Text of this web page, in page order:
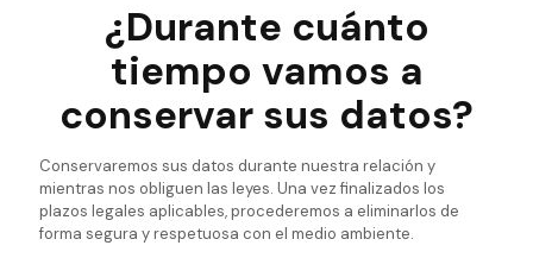
¿Durante cuánto
tiempo vamos a
conservar sus datos?
Conservaremos sus datos durante nuestra relación y
mientras nos obliguen las leyes. Una vez finalizados los
plazos legales aplicables, procederemos a eliminarlos de
forma segura y respetuosa con el medio ambiente.